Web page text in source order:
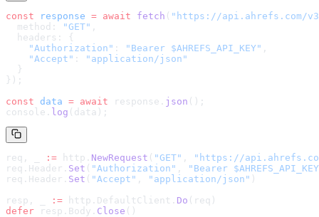
const response = await fetch ( " https://api.ahrefs.com/
  method:
"GET" ,
  headers: {
    "Authorization"
: "Bearer $AHREFS_API_KEY" ,
    "Accept"
:
"application/json"
  }
});
const data = await response. json ();
console. log (data);
req, _ := http. NewRequest ( "GET" , " https://
req.Header. Set ( "Authorization" ,
"Bearer
req.Header. Set ( "Accept" , "application/json" )
resp, _
:= http.DefaultClient. Do (req)
defer resp.Body. Close ()